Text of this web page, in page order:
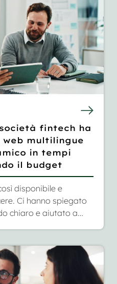
fintech ha
multilingue
in tempi
il budget
disponibile e
Ci hanno spiegato
chiaro e aiutato a